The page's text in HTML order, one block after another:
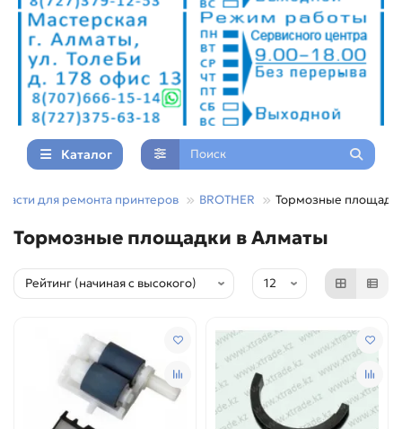
Каталог
для ремонта принтеров BROTHER Тормозные
Тормозные площадки в Алматы